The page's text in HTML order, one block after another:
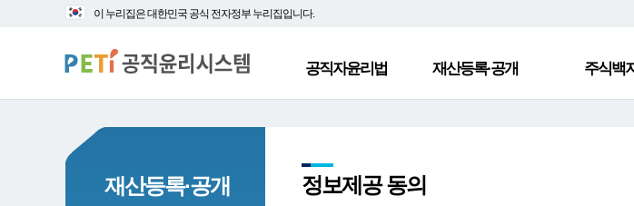
대
바
로
본
로
가
이 누리집은 대한민국 공식 전자정부 누리집입니다.
공직자윤리법 재산등록·공개 주식백
재산등록·공개 정보제공 동의